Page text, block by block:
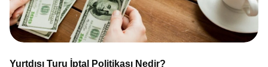
Yurtdışı Turu İptal Politikası Nedir?